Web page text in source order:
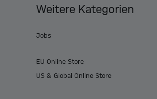
Weitere Kategorien
Jobs
EU Online Store
US & Global Online Store